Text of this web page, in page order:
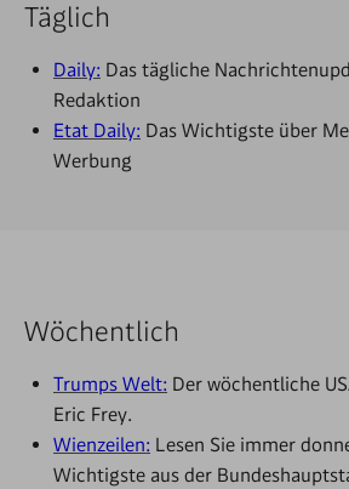
Täglich
Daily: Das tägliche
Redaktion
Etat Daily: Das Wichtigste über
Werbung
Wöchentlich
Trumps Welt: Der wöchentliche
Eric Frey.
Wienzeilen: Lesen Sie immer
Wichtigste aus der